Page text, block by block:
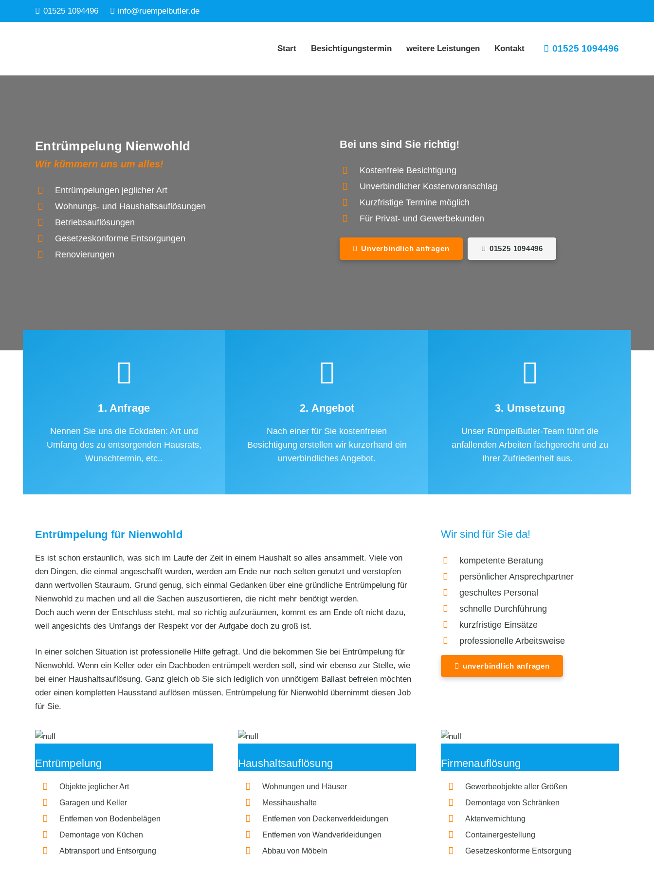
01525 1094496 info@ruempelbutler.de
Start Besichtigungstermin weitere Leistungen Kontakt 01525 1094496
Entrümpelung Nienwohld
Wir kümmern uns um alles!
Entrümpelungen jeglicher Art
Wohnungs- und Haushaltsauflösungen
Betriebsauflösungen
Gesetzeskonforme Entsorgungen
Renovierungen
Bei uns sind Sie richtig!
Kostenfreie Besichtigung
Unverbindlicher Kostenvoranschlag
Kurzfristige Termine möglich
Für Privat- und Gewerbekunden
Unverbindlich anfragen 01525 1094496
1. Anfrage
Nennen Sie uns die Eckdaten: Art und
Umfang des zu entsorgenden Hausrats,
Wunschtermin, etc..
2. Angebot
Nach einer für Sie kostenfreien
Besichtigung erstellen wir kurzerhand ein
unverbindliches Angebot.
3. Umsetzung
Unser RümpelButler-Team führt die
anfallenden Arbeiten fachgerecht und zu
Ihrer Zufriedenheit aus.
Entrümpelung für Nienwohld
Es ist schon erstaunlich, was sich im Laufe der Zeit in einem Haushalt so alles ansammelt. Viele von
den Dingen, die einmal angeschafft wurden, werden am Ende nur noch selten genutzt und verstopfen
dann wertvollen Stauraum. Grund genug, sich einmal Gedanken über eine gründliche Entrümpelung für
Nienwohld zu machen und all die Sachen auszusortieren, die nicht mehr benötigt werden.
Doch auch wenn der Entschluss steht, mal so richtig aufzuräumen, kommt es am Ende oft nicht dazu,
weil angesichts des Umfangs der Respekt vor der Aufgabe doch zu groß ist.
In einer solchen Situation ist professionelle Hilfe gefragt. Und die bekommen Sie bei Entrümpelung für
Nienwohld. Wenn ein Keller oder ein Dachboden entrümpelt werden soll, sind wir ebenso zur Stelle, wie
bei einer Haushaltsauflösung. Ganz gleich ob Sie sich lediglich von unnötigem Ballast befreien möchten
oder einen kompletten Hausstand auflösen müssen, Entrümpelung für Nienwohld übernimmt diesen Job
für Sie.
Wir sind für Sie da!
kompetente Beratung
persönlicher Ansprechpartner
geschultes Personal
schnelle Durchführung
kurzfristige Einsätze
professionelle Arbeitsweise
unverbindlich anfragen
Entrümpelung
Objekte jeglicher Art
Garagen und Keller
Entfernen von Bodenbelägen
Demontage von Küchen
Abtransport und Entsorgung
Haushaltsauflösung
Wohnungen und Häuser
Messihaushalte
Entfernen von Deckenverkleidungen
Entfernen von Wandverkleidungen
Abbau von Möbeln
Firmenauflösung
Gewerbeobjekte aller Größen
Demontage von Schränken
Aktenvernichtung
Containergestellung
Gesetzeskonforme Entsorgung